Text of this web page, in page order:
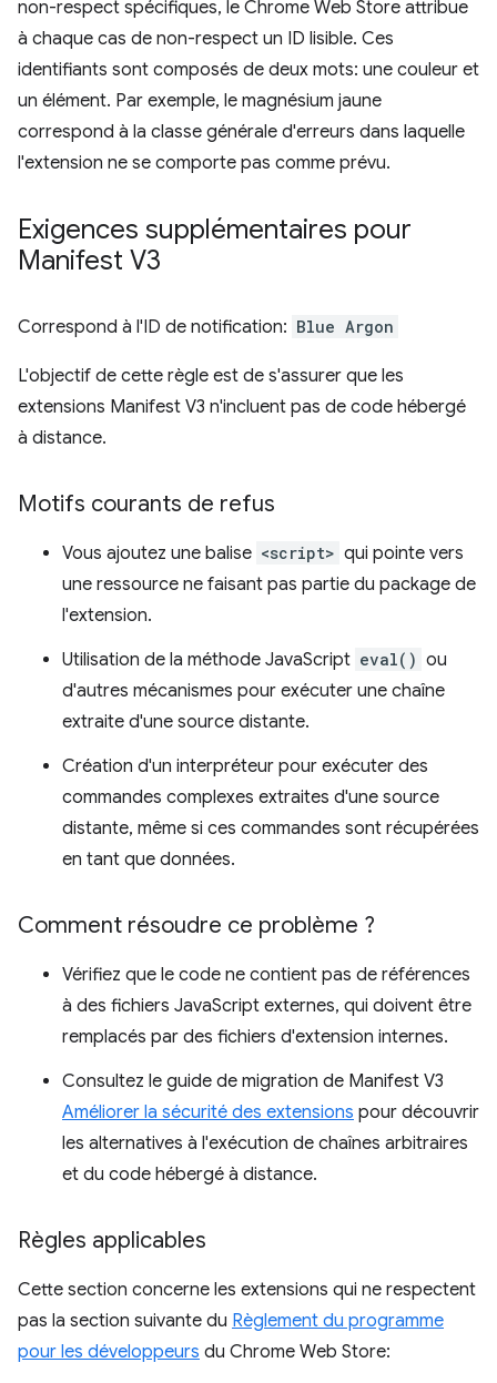
non-respect spécifiques, le Chrome Web Store attribue
à chaque cas de non-respect un ID lisible. Ces
identifiants sont composés de deux mots: une couleur et
un élément. Par exemple, le magnésium jaune
correspond à la classe générale d'erreurs dans laquelle
l'extension ne se comporte pas comme prévu.
Exigences supplémentaires pour
Manifest V3
Correspond à l'ID de notification: Blue Argon
L'objectif de cette règle est de s'assurer que les
extensions Manifest V3 n'incluent pas de code hébergé
à distance.
Motifs courants de refus
Vous ajoutez une balise <script> qui pointe vers
une ressource ne faisant pas partie du package de
l'extension.
Utilisation de la méthode JavaScript eval() ou
d'autres mécanismes pour exécuter une chaîne
extraite d'une source distante.
Création d'un interpréteur pour exécuter des
commandes complexes extraites d'une source
distante, même si ces commandes sont récupérées
en tant que données.
Comment résoudre ce problème ?
Vérifiez que le code ne contient pas de références
à des fichiers JavaScript externes, qui doivent être
remplacés par des fichiers d'extension internes.
Consultez le guide de migration de Manifest V3
Améliorer la sécurité des extensions pour découvrir
les alternatives à l'exécution de chaînes arbitraires
et du code hébergé à distance.
Règles applicables
Cette section concerne les extensions qui ne respectent
pas la section suivante du Règlement du programme
pour les développeurs du Chrome Web Store: